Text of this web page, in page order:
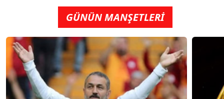
GÜNÜN MANŞETLERİ